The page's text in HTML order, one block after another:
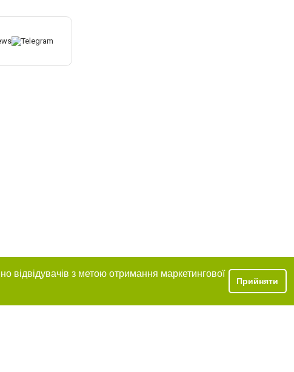
відвідувачів з метою отримання маркетингової
Прийняти